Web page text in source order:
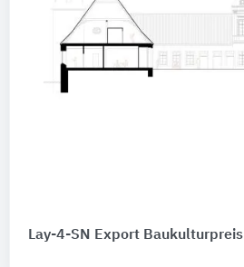
Lay-4-SN Export Baukulturpreis